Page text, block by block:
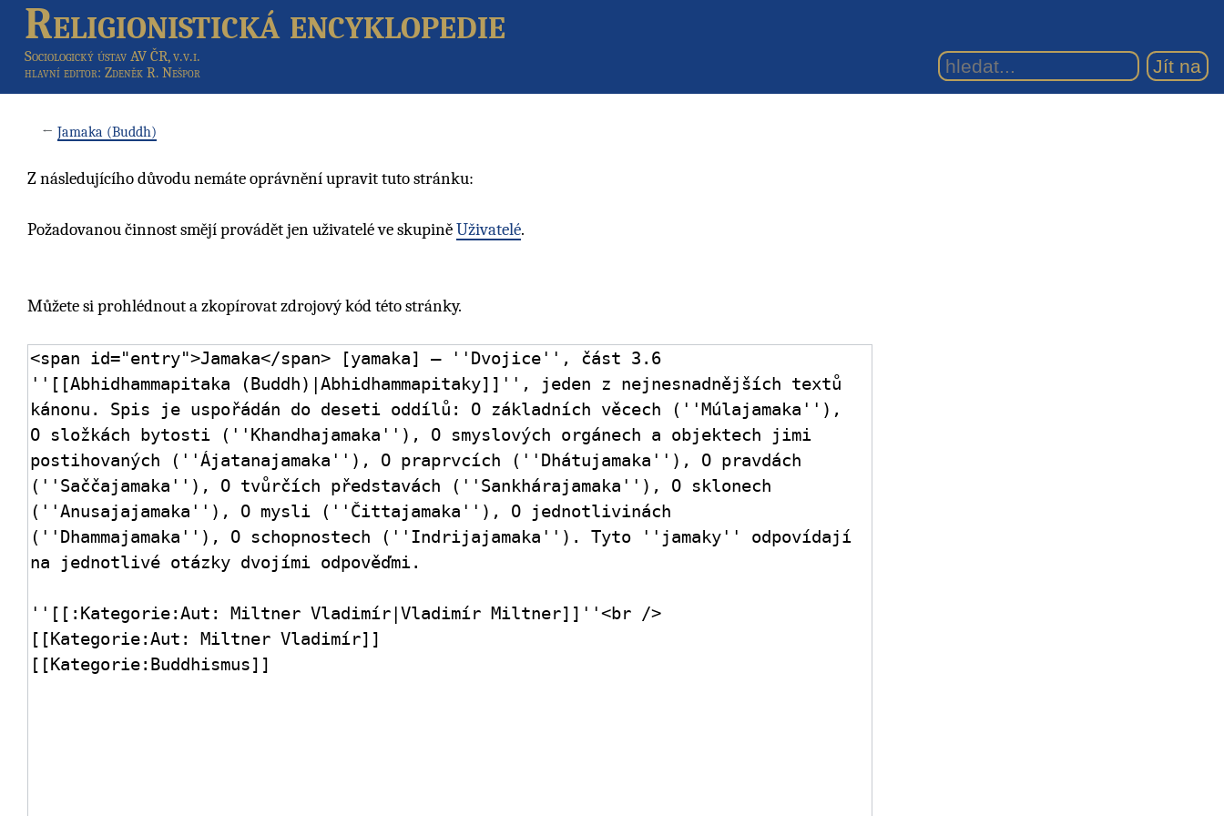
Religionistická encyklopedie
Sociologický ústav AV ČR, v.v.i.
hlavní editor: Zdeněk R. Nešpor
← Jamaka (Buddh)
Z následujícího důvodu nemáte oprávnění upravit tuto stránku:
Požadovanou činnost smějí provádět jen uživatelé ve skupiněUživatelé.
Můžete si prohlédnout a zkopírovat zdrojový kód této stránky.